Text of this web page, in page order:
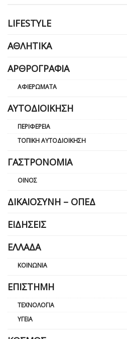
LIFESTYLE
ΑΘΛΗΤΙΚΆ
ΑΡΘΡΟΓΡΑΦΊΑ
ΑΦΙΕΡΏΜΑΤΑ
ΑΥΤΟΔΙΟΊΚΗΣΗ
ΠΕΡΙΦΈΡΕΙΑ
ΤΟΠΙΚΉ ΑΥΤΟΔΙΟΊΚΗΣΗ
ΓΑΣΤΡΟΝΟΜΊΑ
ΟΊΝΟΣ
ΔΙΚΑΙΟΣΎΝΗ – ΟΠΕΔ
ΕΙΔΉΣΕΙΣ
ΕΛΛΆΔΑ
ΚΟΙΝΩΝΊΑ
ΕΠΙΣΤΉΜΗ
ΤΕΧΝΟΛΟΓΊΑ
ΥΓΕΊΑ